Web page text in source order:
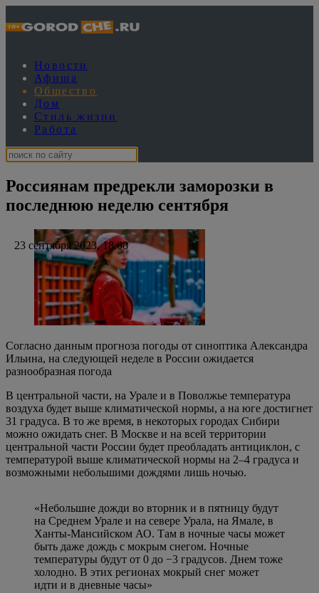
Новости
Афиша
Общество
Дом
Стиль жизни
Работа
Россиянам предрекли заморозки в
последнюю неделю сентября
23 сентября 2023, 18:08
Согласно данным прогноза погоды от синоптика Александра
Ильина, на следующей неделе в России ожидается
разнообразная погода
В центральной части, на Урале и в Поволжье температура
воздуха будет выше климатической нормы, а на юге достигнет
31 градуса. В то же время, в некоторых городах Сибири
можно ожидать снег. В Москве и на всей территории
центральной части России будет преобладать антициклон, с
температурой выше климатической нормы на 2–4 градуса и
возможными небольшими дождями лишь ночью.
«Небольшие дожди во вторник и в пятницу будут
на Среднем Урале и на севере Урала, на Ямале, в
Ханты-Мансийском АО. Там в ночные часы может
быть даже дождь с мокрым снегом. Ночные
температуры будут от 0 до −3 градусов. Днем тоже
холодно. В этих регионах мокрый снег может
идти и в дневные часы»